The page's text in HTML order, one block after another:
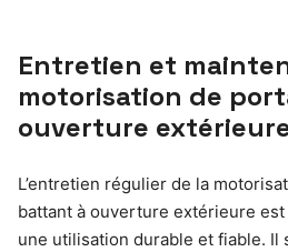
Entretien et
motorisation de
ouverture
L’entretien régulier de la
battant à ouverture extérieure
une utilisation durable et fiable. Il